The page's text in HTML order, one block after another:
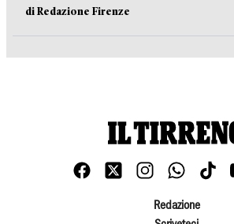
di Redazione Firenze
Redazione